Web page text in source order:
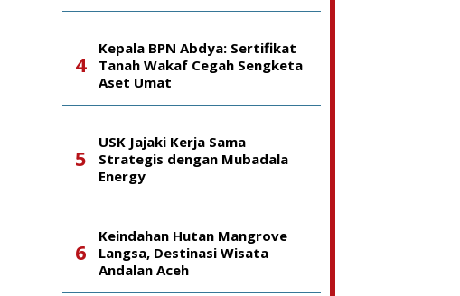
Kepala BPN Abdya: Sertifikat
Tanah Wakaf Cegah Sengketa
Aset Umat
USK Jajaki Kerja Sama
Strategis dengan Mubadala
Energy
Keindahan Hutan Mangrove
Langsa, Destinasi Wisata
Andalan Aceh